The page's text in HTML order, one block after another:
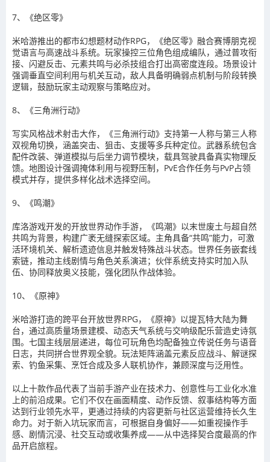
7、《绝区零》
米哈游推出的都市幻想题材动作RPG，《绝区零》融合赛博朋克视
觉语言与高速战斗系统。玩家操控三位角色组成编队，通过普攻衔
接、闪避反击、元素共鸣与必杀技组合打出高密度连段。场景设计
强调垂直空间利用与机关互动，敌人具备明确弱点机制与阶段转换
逻辑，鼓励玩家主动观察与策略应对。
8、《三角洲行动》
写实风格战术射击大作，《三角洲行动》支持第一人称与第三人称
双视角切换，涵盖突击、狙击、支援等多兵种定位。武器系统包含
配件改装、弹道模拟与后坐力调节模块，载具驾驶具备真实物理反
馈。地图设计强调掩体利用与视野压制，PvE合作任务与PvP占领
模式并存，提供多样化战术选择空间。
9、《鸣潮》
库洛游戏开发的开放世界动作手游，《鸣潮》以末世废土与超自然
共鸣为背景，构建广袤无缝探索区域。主角具备“共鸣”能力，可激
活环境机关、解析遗迹信息并触发特殊战斗状态。世界任务嵌套线
索链，推动主线剧情与角色关系演进；伙伴系统支持实时加入队
伍、协同释放奥义技能，强化团队作战体验。
10、《原神》
米哈游打造的跨平台开放世界RPG，《原神》以提瓦特大陆为舞
台，通过高质量场景建模、动态天气系统与交响级配乐营造史诗氛
围。七国主线层层递进，每位可玩角色均配备独立传说任务与语音
日志，共同拼合世界观全貌。玩法矩阵涵盖元素反应战斗、解谜探
索、钓鱼采集、烹饪合成及多人联机协作，兼顾深度与泛用性。
以上十款作品代表了当前手游产业在技术力、创意性与工业化水准
上的前沿成果。它们不仅在画面精度、动作反馈、叙事结构等方面
达到行业领先水平，更通过持续的内容更新与社区运营维持长久生
命力。对于新入坑玩家而言，可根据自身偏好——如重视操作手
感、剧情沉浸、社交互动或收集养成——从中选择契合度最高的作
品开启旅程。